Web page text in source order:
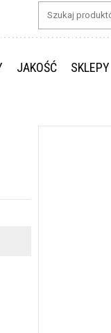
JAKOŚĆ SKLEPY